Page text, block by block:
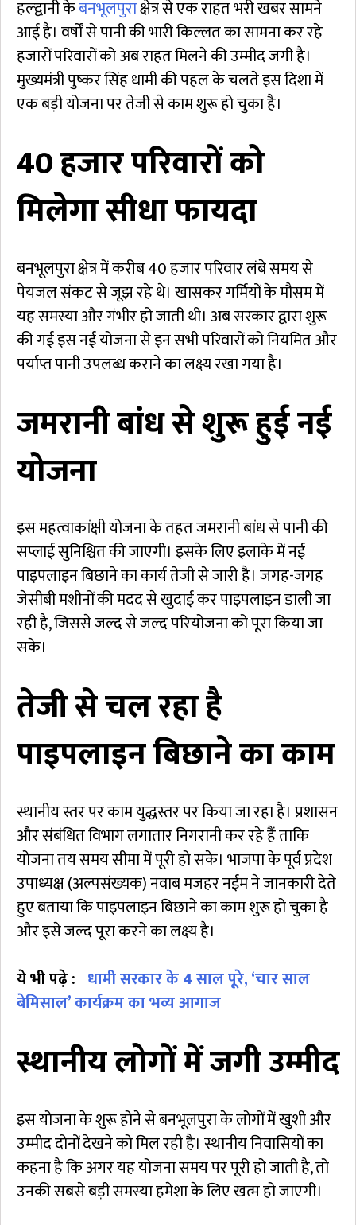
हल्द्वानी केबनभूलपुराक्षेत्र से एक राहत भरी खबर सामने
आई है। वर्षों से पानी की भारी किल्लत का सामना कर रहे
हजारों परिवारों को अब राहत मिलने की उम्मीद जगी है।
मुख्यमंत्री पुष्कर सिंह धामी की पहल के चलते इस दिशा में
एक बड़ी योजना पर तेजी से काम शुरू हो चुका है।
40 हजार परिवारों को
मिलेगा सीधा फायदा
बनभूलपुरा क्षेत्र में करीब 40 हजार परिवार लंबे समय से
पेयजल संकट से जूझ रहे थे। खासकर गर्मियों के मौसम में
यह समस्या और गंभीर हो जाती थी। अब सरकार द्वारा शुरू
की गई इस नई योजना से इन सभी परिवारों को नियमित और
पर्याप्त पानी उपलब्ध कराने का लक्ष्य रखा गया है।
जमरानी बांध से शुरू हुई नई
योजना
इस महत्वाकांक्षी योजना के तहत जमरानी बांध से पानी की
सप्लाई सुनिश्चित की जाएगी। इसके लिए इलाके में नई
पाइपलाइन बिछाने का कार्य तेजी से जारी है। जगह-जगह
जेसीबी मशीनों की मदद से खुदाई कर पाइपलाइन डाली जा
रही है, जिससे जल्द से जल्द परियोजना को पूरा किया जा
सके।
तेजी से चल रहा है
पाइपलाइन बिछाने का काम
स्थानीय स्तर पर काम युद्धस्तर पर किया जा रहा है। प्रशासन
और संबंधित विभाग लगातार निगरानी कर रहे हैं ताकि
योजना तय समय सीमा में पूरी हो सके। भाजपा के पूर्व प्रदेश
उपाध्यक्ष (अल्पसंख्यक) नवाब मजहर नईम ने जानकारी देते
हुए बताया कि पाइपलाइन बिछाने का काम शुरू हो चुका है
और इसे जल्द पूरा करने का लक्ष्य है।
ये भी पढ़े : धामी सरकार के 4 साल पूरे, ‘चार साल
बेमिसाल’ कार्यक्रम का भव्य आगाज
स्थानीय लोगों में जगी उम्मीद
इस योजना के शुरू होने से बनभूलपुरा के लोगों में खुशी और
उम्मीद दोनों देखने को मिल रही है। स्थानीय निवासियों का
कहना है कि अगर यह योजना समय पर पूरी हो जाती है, तो
उनकी सबसे बड़ी समस्या हमेशा के लिए खत्म हो जाएगी।